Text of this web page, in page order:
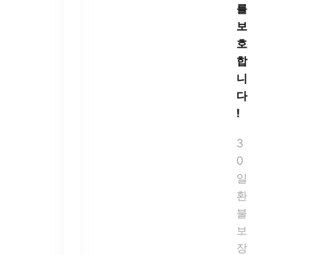
를
보
호
합
니
다
!
3
0
일
환
불
보
장